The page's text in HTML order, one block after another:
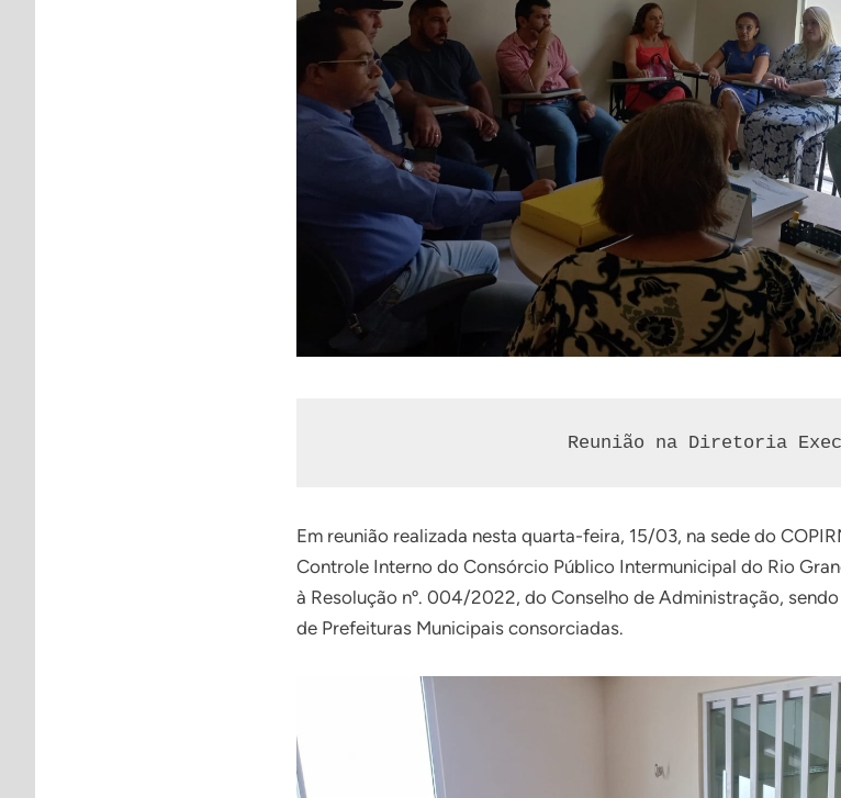
Reunião na Diretoria
Em reunião realizada nesta quarta-feira, 15/03, na sede do
Controle Interno do Consórcio Público Intermunicipal do Rio
à Resolução nº. 004/2022, do Conselho de Administração,
de Prefeituras Municipais consorciadas.